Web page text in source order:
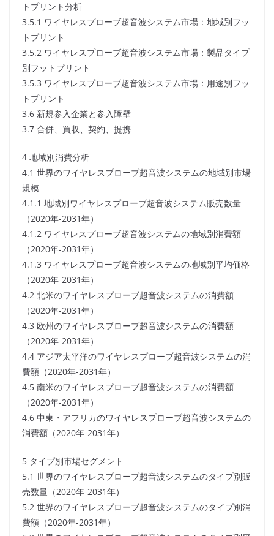
トプリント分析
3.5.1 ワイヤレスプローブ超音波システム市場：地域別フッ
トプリント
3.5.2 ワイヤレスプローブ超音波システム市場：製品タイプ
別フットプリント
3.5.3 ワイヤレスプローブ超音波システム市場：用途別フッ
トプリント
3.6 新規参入企業と参入障壁
3.7 合併、買収、契約、提携
4 地域別消費分析
4.1 世界のワイヤレスプローブ超音波システムの地域別市場
規模
4.1.1 地域別ワイヤレスプローブ超音波システム販売数量
（2020年-2031年）
4.1.2 ワイヤレスプローブ超音波システムの地域別消費額
（2020年-2031年）
4.1.3 ワイヤレスプローブ超音波システムの地域別平均価格
（2020年-2031年）
4.2 北米のワイヤレスプローブ超音波システムの消費額
（2020年-2031年）
4.3 欧州のワイヤレスプローブ超音波システムの消費額
（2020年-2031年）
4.4 アジア太平洋のワイヤレスプローブ超音波システムの消
費額（2020年-2031年）
4.5 南米のワイヤレスプローブ超音波システムの消費額
（2020年-2031年）
4.6 中東・アフリカのワイヤレスプローブ超音波システムの
消費額（2020年-2031年）
5 タイプ別市場セグメント
5.1 世界のワイヤレスプローブ超音波システムのタイプ別販
売数量（2020年-2031年）
5.2 世界のワイヤレスプローブ超音波システムのタイプ別消
費額（2020年-2031年）